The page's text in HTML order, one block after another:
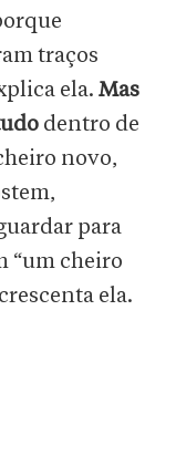
traços
ela. Mas
dentro de
novo,
para
“um cheiro
ela.